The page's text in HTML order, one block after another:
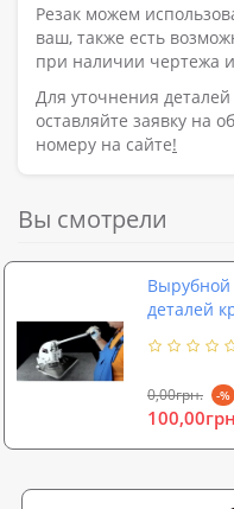
Резак можем
ваш, также есть
при наличии чертежа
Для уточнения
оставляйте заявку на
номеру на сайте!
Вы смотрели
Вырубной
деталей
0,00грн. -%